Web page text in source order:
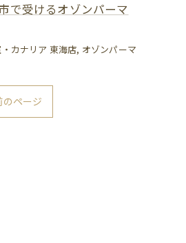
で受けるオゾンパーマ
カナリア 東海店 オゾンパーマ
のページ